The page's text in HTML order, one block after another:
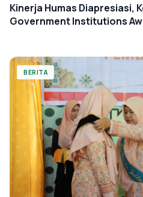
Kinerja Humas Diapresiasi,
Government Institutions
BERITA